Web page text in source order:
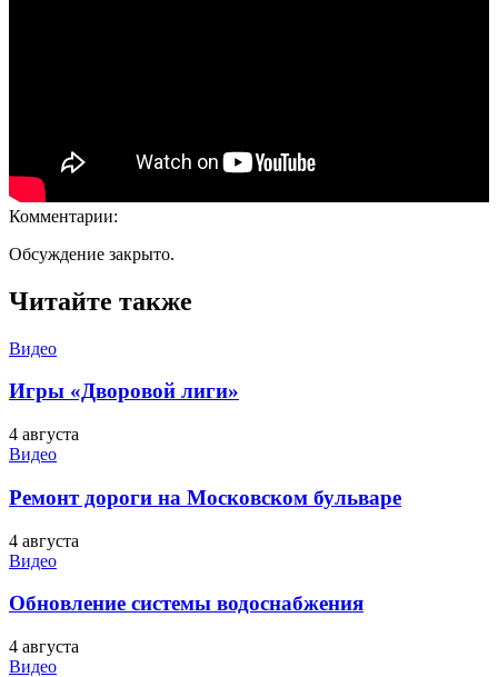
Комментарии:
Обсуждение закрыто.
Читайте также
Видео
Игры «Дворовой лиги»
4 августа
Видео
Ремонт дороги на Московском бульваре
4 августа
Видео
Обновление системы водоснабжения
4 августа
Видео